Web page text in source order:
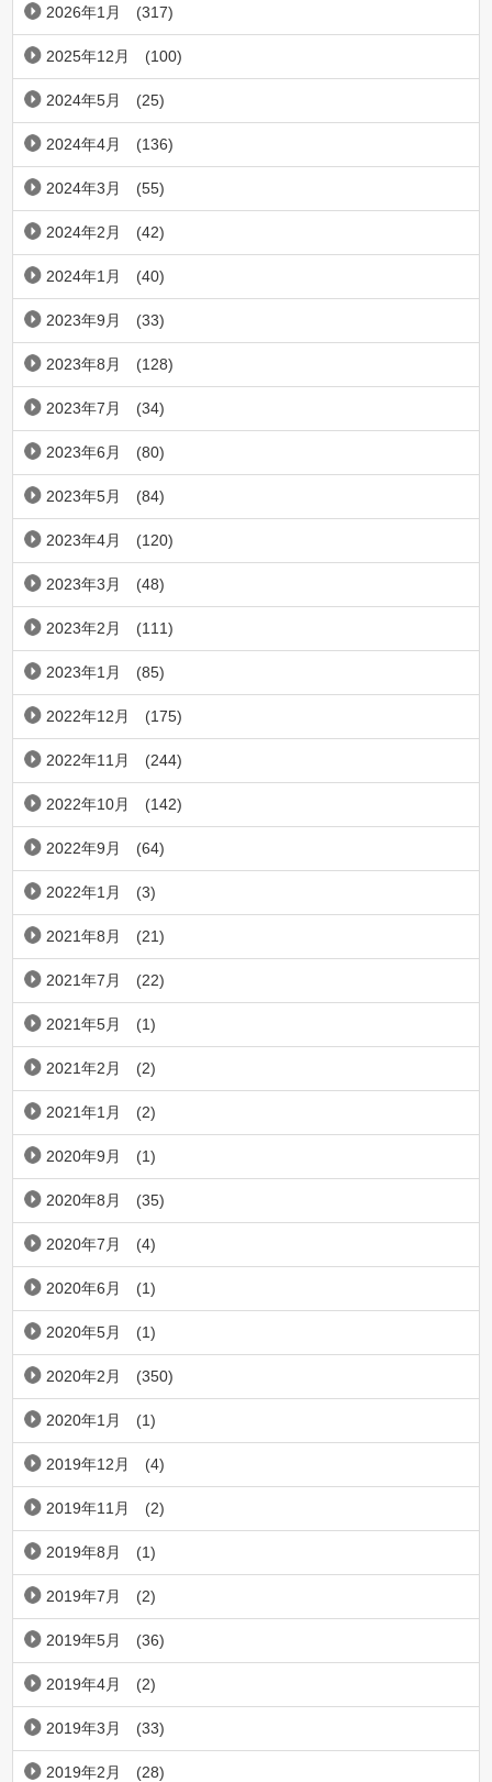
2026年1月 (317)
2025年12月 (100)
2024年5月 (25)
2024年4月 (136)
2024年3月 (55)
2024年2月 (42)
2024年1月 (40)
2023年9月 (33)
2023年8月 (128)
2023年7月 (34)
2023年6月 (80)
2023年5月 (84)
2023年4月 (120)
2023年3月 (48)
2023年2月 (111)
2023年1月 (85)
2022年12月 (175)
2022年11月 (244)
2022年10月 (142)
2022年9月 (64)
2022年1月 (3)
2021年8月 (21)
2021年7月 (22)
2021年5月 (1)
2021年2月 (2)
2021年1月 (2)
2020年9月 (1)
2020年8月 (35)
2020年7月 (4)
2020年6月 (1)
2020年5月 (1)
2020年2月 (350)
2020年1月 (1)
2019年12月 (4)
2019年11月 (2)
2019年8月 (1)
2019年7月 (2)
2019年5月 (36)
2019年4月 (2)
2019年3月 (33)
2019年2月 (28)